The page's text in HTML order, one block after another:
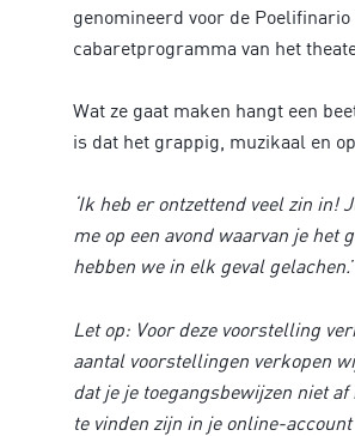
genomineerd voor de
cabaretprogramma van het
Wat ze gaat maken hangt een
is dat het grappig, muzikaal en
‘Ik heb er ontzettend veel zin
me op een avond waarvan je
hebben we in elk geval gelachen.
Let op: Voor deze voorstelling
aantal voorstellingen verkopen
dat je je toegangsbewijzen niet
te vinden zijn in je online-